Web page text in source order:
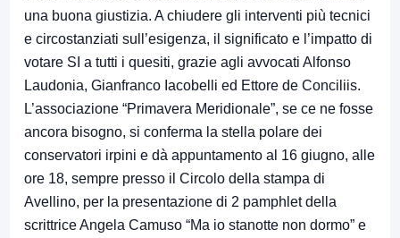
una buona giustizia. A chiudere gli interventi più tecnici
e circostanziati sull’esigenza, il significato e l’impatto di
votare SI a tutti i quesiti, grazie agli avvocati Alfonso
Laudonia, Gianfranco Iacobelli ed Ettore de Conciliis.
L’associazione “Primavera Meridionale”, se ce ne fosse
ancora bisogno, si conferma la stella polare dei
conservatori irpini e dà appuntamento al 16 giugno, alle
ore 18, sempre presso il Circolo della stampa di
Avellino, per la presentazione di 2 pamphlet della
scrittrice Angela Camuso “Ma io stanotte non dormo” e